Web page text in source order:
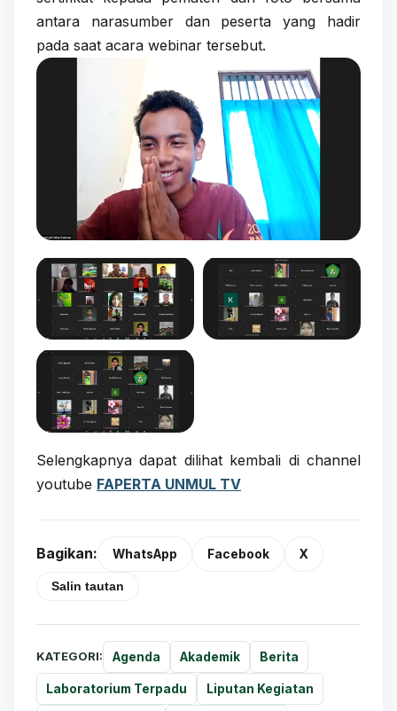
antara narasumber dan peserta yang hadir
pada saat acara webinar tersebut.
Selengkapnya dapat dilihat kembali di channel
youtube FAPERTA UNMUL TV
Bagikan: WhatsApp Facebook X
Salin tautan
KATEGORI: Agenda Akademik Berita
Laboratorium Terpadu Liputan Kegiatan